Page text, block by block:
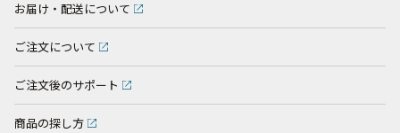
お届け・配送について
ご注文について
ご注文後のサポート
商品の探し方